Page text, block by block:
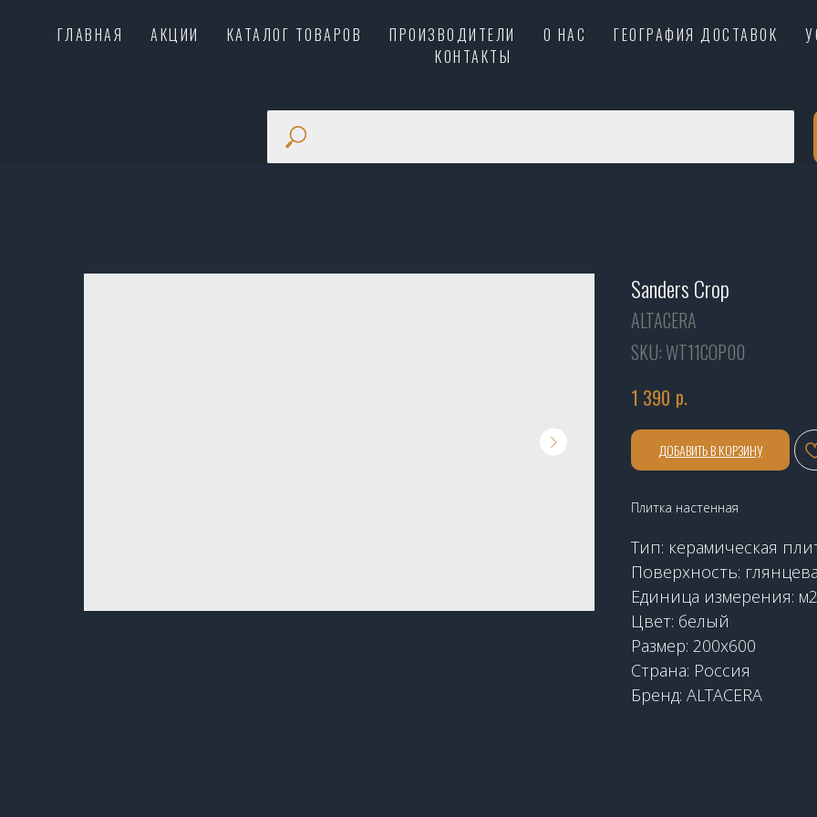
ГЛАВНАЯ АКЦИИ КАТАЛОГ ТОВАРОВ ПРОИЗВОДИТЕЛИ О НАС ГЕОГРАФИЯ ДОСТАВОК
КОНТАКТЫ
Sanders Crop
ALTACERA
SKU: WT11COP00
1 390 р.
ДОБАВИТЬ В КОРЗИНУ
Плитка настенная
Тип: керамическая
Поверхность:
Единица измерения: м2
Цвет: белый
Размер: 200x600
Страна: Россия
Бренд: ALTACERA